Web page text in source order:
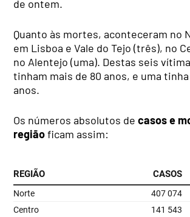
de ontem.
Quanto às mortes, aconteceram no
em Lisboa e Vale do Tejo (três), no
no Alentejo (uma). Destas seis
tinham mais de 80 anos, e uma
anos.
Os números absolutos decasos e
regiãoficam assim: